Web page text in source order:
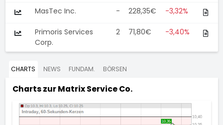
MasTec Inc. - 228,35€ -3,32%
Primoris Services
Corp.
2 71,80€ -3,40%
CHARTS NEWS FUNDAM. BÖRSEN
Charts zurMatrix Service Co.